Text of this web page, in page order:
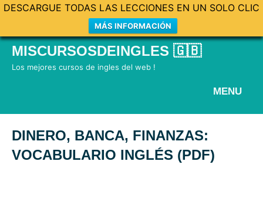
DESCARGUE TODAS LAS LECCIONES EN UN SOLO CLIC
MÁS INFORMACIÓN
SkipMISCURSOSDEINGLES 🇬🇧
Los mejores cursos de ingles del web !
MENU
DINERO, BANCA, FINANZAS:
VOCABULARIO INGLÉS (PDF)